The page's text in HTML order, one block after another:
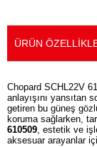
ÜRÜN
Chopard SCHL22V
anlayışını yansıtan
getiren bu güneş
koruma sağlarken,
610509, estetik ve
aksesuar arayanlar